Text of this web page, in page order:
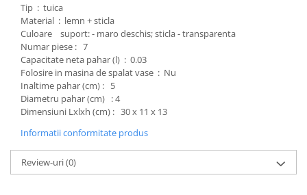
Tip : tuica
Material : lemn + sticla
Culoare suport: - maro deschis; sticla - transparenta
Numar piese : 7
Capacitate neta pahar (l) : 0.03
Folosire in masina de spalat vase : Nu
Inaltime pahar (cm) : 5
Diametru pahar (cm) : 4
Dimensiuni Lxlxh (cm) : 30 x 11 x 13
Informatii conformitate produs
Review-uri(0)